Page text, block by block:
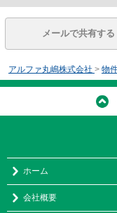
メールで共有する
アルファ丸嶋株式会社 > 物
ホーム
会社概要